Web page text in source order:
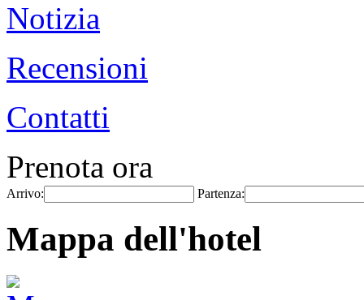
Notizia
Recensioni
Contatti
Prenota ora
Arrivo: Partenza:
Mappa dell'hotel